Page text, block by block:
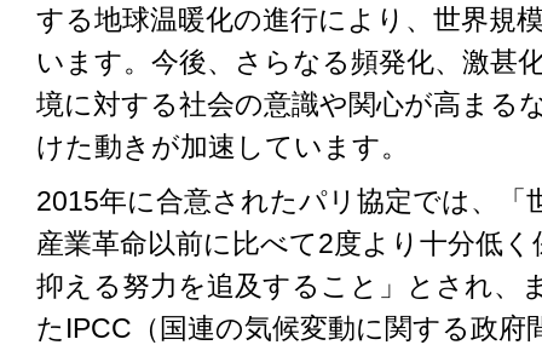
する地球温暖化の進行により、世界規
います。今後、さらなる頻発化、激甚
境に対する社会の意識や関心が高まる
けた動きが加速しています。
2015年に合意されたパリ協定では、「
産業革命以前に比べて2度より十分低
抑える努力を追及すること」とされ、
たIPCC（国連の気候変動に関する政府